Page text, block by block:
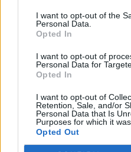
I want to opt-out of the
Personal Data.
Opted In
I want to opt-out of
Personal Data for
Opted In
I want to opt-out of
Retention, Sale, and/or
Personal Data that Is
Purposes for which it
Opted Out
Taip pat reikėtų
šeimoje yra asmenų,
panašiomis plaučių
dažnai vargina
pokyčius, be to,
žalingi aplinkos – oro,